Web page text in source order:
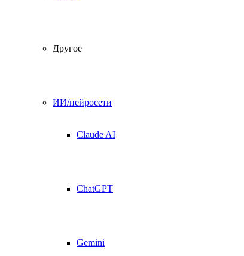
Другое
ИИ/нейросети
Claude AI
ChatGPT
Gemini